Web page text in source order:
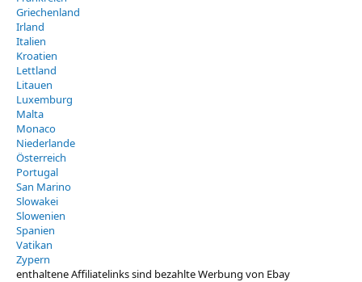
Griechenland
Irland
Italien
Kroatien
Lettland
Litauen
Luxemburg
Malta
Monaco
Niederlande
Österreich
Portugal
San Marino
Slowakei
Slowenien
Spanien
Vatikan
Zypern
enthaltene Affiliatelinks sind bezahlte Werbung von Ebay